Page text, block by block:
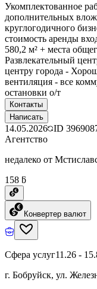
Укомплектованное
дополнительных
круглогодичного
стоимость аренды
580,2 м² + места
Развлекательный
центру города -
вентиляция - все
остановки о/т
Контакты
Написать
14.05.2026 ID
Агентство
недалеко от
158 ƃ
Конвертер валют
Сфера услуг11.26 -
г. Бобруйск, ул.